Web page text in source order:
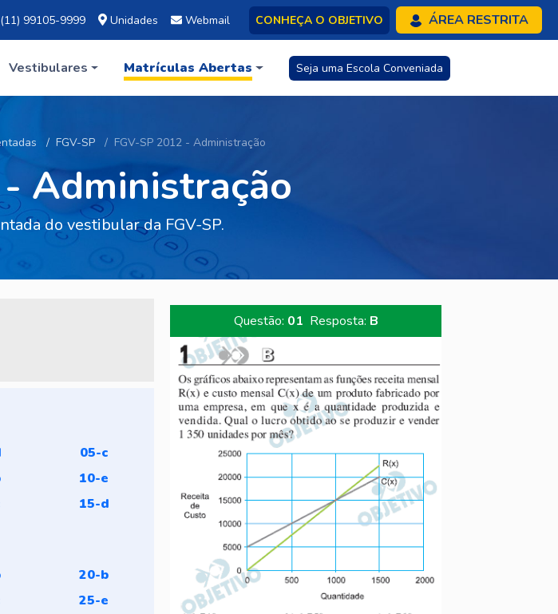
(11) 99105-9999 Unidades Webmail CONHEÇA O OBJETIVO ÁREA RESTRITA
Vestibulares Matrículas Abertas Seja uma Escola Conveniada
FGV-SP FGV-SP 2012 - Administração
Administração
do vestibular da FGV-SP.
Questão: 01 Resposta: B
05-c
10-e
15-d
20-b
25-e